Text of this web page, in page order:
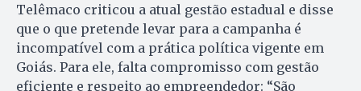
Telêmaco criticou a atual gestão estadual e disse
que o que pretende levar para a campanha é
incompatível com a prática política vigente em
Goiás. Para ele, falta compromisso com gestão
eficiente e respeito ao empreendedor: “São